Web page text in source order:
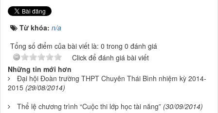
Từ khóa: n/a
Tổng số điểm của bài viết là: 0 trong 0 đánh giá
Click để đánh giá bài viết
Những tin mới hơn
Đại hội Đoàn trường THPT Chuyên Thái Bình nhiệm kỳ 2014-
2015 (29/08/2014)
Thể lệ chương trình “Cuộc thi lớp học tài năng” (30/09/2014)